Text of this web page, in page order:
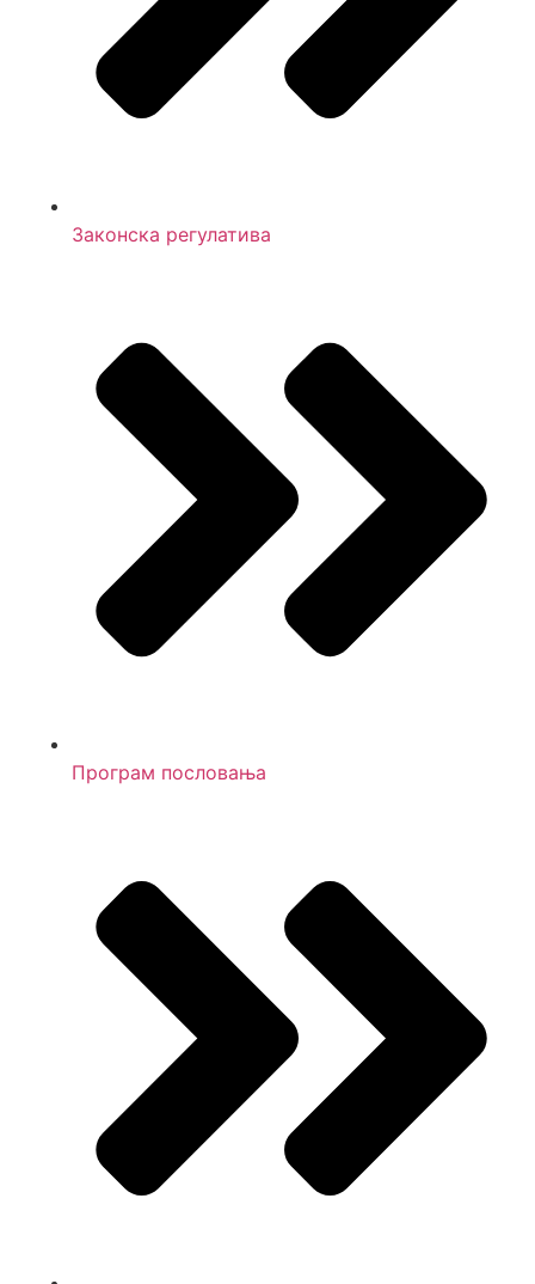
Законска регулатива
Програм пословања